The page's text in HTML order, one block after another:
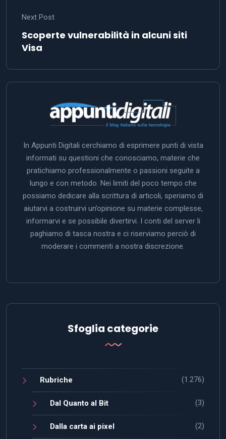
Next Post
Scoperte vulnerabilità in alcuni siti
Visa
In Appunti Digitali cerchiamo di esprimere punti di vista
informati su questioni che conosciamo, materie che
pratichiamo professionalmente o passioni seguite a
lungo e con metodo. Nei limiti del poco tempo che
possiamo dedicare alla scrittura di articoli, speriamo di
aiutarvi a costruirvi un’opinione su materie complesse,
informarvi e se possibile divertirvi. I conti del server li
paghiamo di tasca nostra e ci riserviamo perciò di
moderare i commenti a nostra discrezione.
Sfoglia categorie
Rubriche (1.276)
Dal Quanto al Bit (3)
Dalla carta ai pixel (2)